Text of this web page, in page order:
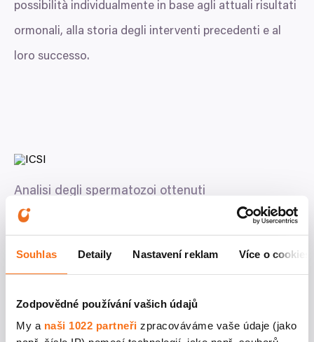
Souhlas Detaily Nastavení reklam Více o cookies
Zodpovědné používání vašich údajů
My a naši 1022 partneři zpracováváme vaše údaje (jako
possibilità individualmente in base agli attuali risultati
ormonali, alla storia degli interventi precedenti e al
loro successo.
Analisi degli spermatozoi ottenuti
chirurgicamente con i metodi
TESEIPFC
Come funzionaMESA/TESE?